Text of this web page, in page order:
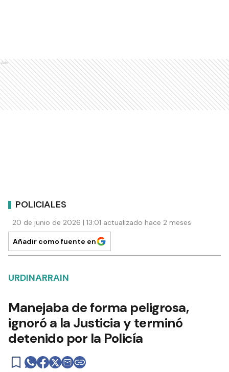
Ads
POLICIALES
20 de junio de 2026 | 13:01 actualizado hace 2 meses
Añadir como fuente en
URDINARRAIN
Manejaba de forma peligrosa,
ignoró a la Justicia y terminó
detenido por la Policía